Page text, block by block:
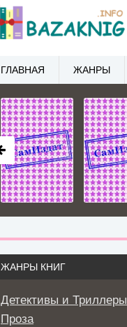
ЖАНРЫ КНИГ
Детективы и Триллеры
Проза
ГЛАВНАЯ ЖАНРЫ